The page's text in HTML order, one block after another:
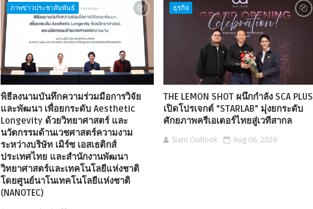
ภาพข่าวประชาสัมพันธ์
พิธีลงนามบันทึกความร่วมมือการวิจัย
และพัฒนา เพื่อยกระดับ Aesthetic
Longevity ด้วยวิทยาศาสตร์ และ
นวัตกรรมด้านเวชศาสตร์ความงาม
ระหว่างบริษัท เมิร์ซ เอสเธติกส์
ประเทศไทย และสำนักงานพัฒนา
วิทยาศาสตร์และเทคโนโลยีแห่งชาติ
โดยศูนย์นาโนเทคโนโลยีแห่งชาติ
(NANOTEC)
ธุรกิจ
THE LEMON SHOT ผนึกกำลัง SCA PLUS
เปิดโปรเจกต์ "STARLAB" มุ่งยกระดับ
ศักยภาพครีเอเตอร์ไทยสู่เวทีสากล
Siam Outlook Aug 06, 2026